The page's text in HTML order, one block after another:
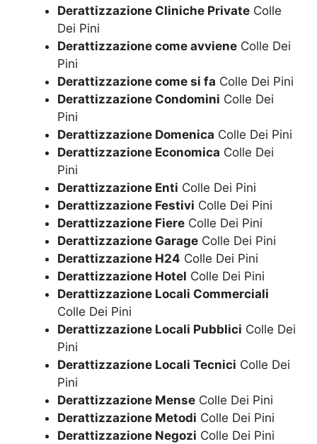
Derattizzazione Cliniche Private Colle
Dei Pini
Derattizzazione come avviene Colle Dei
Pini
Derattizzazione come si fa Colle Dei Pini
Derattizzazione Condomini Colle Dei
Pini
Derattizzazione Domenica Colle Dei Pini
Derattizzazione Economica Colle Dei
Pini
Derattizzazione Enti Colle Dei Pini
Derattizzazione Festivi Colle Dei Pini
Derattizzazione Fiere Colle Dei Pini
Derattizzazione Garage Colle Dei Pini
Derattizzazione H24 Colle Dei Pini
Derattizzazione Hotel Colle Dei Pini
Derattizzazione Locali Commerciali
Colle Dei Pini
Derattizzazione Locali Pubblici Colle Dei
Pini
Derattizzazione Locali Tecnici Colle Dei
Pini
Derattizzazione Mense Colle Dei Pini
Derattizzazione Metodi Colle Dei Pini
Derattizzazione Negozi Colle Dei Pini